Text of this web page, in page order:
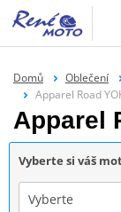
Domů Oblečení
Apparel Road
Apparel
Vyberte si váš
Vyberte